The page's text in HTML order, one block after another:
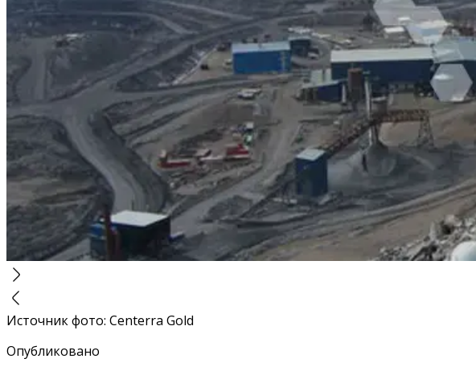
Источник фото: Centerra Gold
Опубликовано